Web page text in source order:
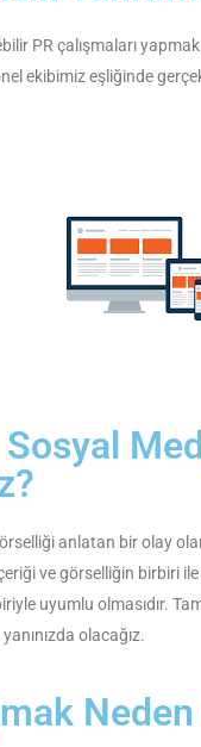
PR çalışmaları
ekibimiz eşliğinde
anlatan bir olay
ve görselliğin birbiri
uyumlu olmasıdır.
olacağız.